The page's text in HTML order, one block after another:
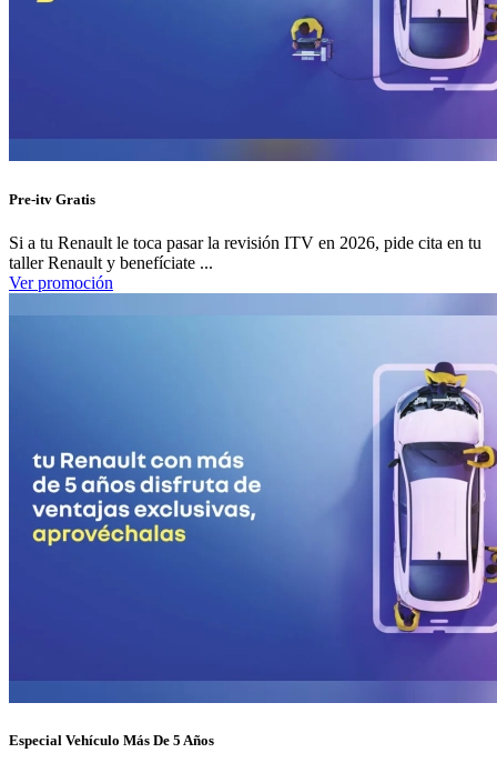
Pre-itv Gratis
Si a tu Renault le toca pasar la revisión ITV en 2026, pide cita en tu
taller Renault y benefíciate ...
Ver promoción
Especial Vehículo Más De 5 Años